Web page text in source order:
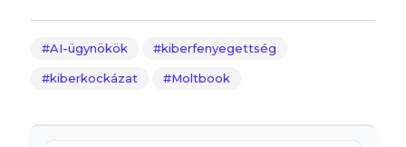
AI-ügynökök kiberfenyegettség
kiberkockázat Moltbook